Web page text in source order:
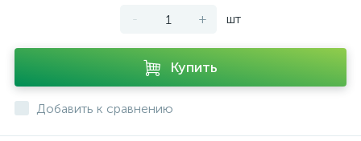
- + шт
Купить
Добавить к сравнению